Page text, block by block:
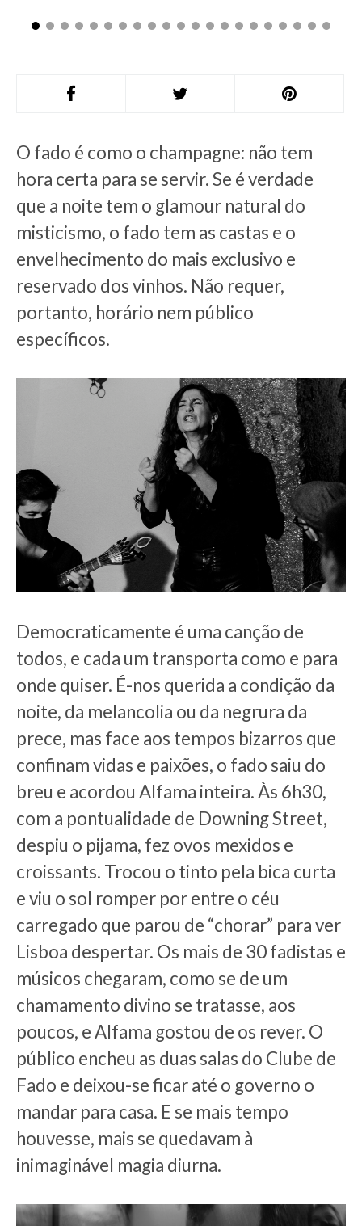
O fado é como o champagne: não tem
hora certa para se servir. Se é verdade
que a noite tem o glamour natural do
misticismo, o fado tem as castas e o
envelhecimento do mais exclusivo e
reservado dos vinhos. Não requer,
portanto, horário nem público
específicos.
Democraticamente é uma canção de
todos, e cada um transporta como e para
onde quiser. É-nos querida a condição da
noite, da melancolia ou da negrura da
prece, mas face aos tempos bizarros que
confinam vidas e paixões, o fado saiu do
breu e acordou Alfama inteira. Às 6h30,
com a pontualidade de Downing Street,
despiu o pijama, fez ovos mexidos e
croissants. Trocou o tinto pela bica curta
e viu o sol romper por entre o céu
carregado que parou de “chorar” para ver
Lisboa despertar. Os mais de 30 fadistas e
músicos chegaram, como se de um
chamamento divino se tratasse, aos
poucos, e Alfama gostou de os rever. O
público encheu as duas salas do Clube de
Fado e deixou-se ficar até o governo o
mandar para casa. E se mais tempo
houvesse, mais se quedavam à
inimaginável magia diurna.